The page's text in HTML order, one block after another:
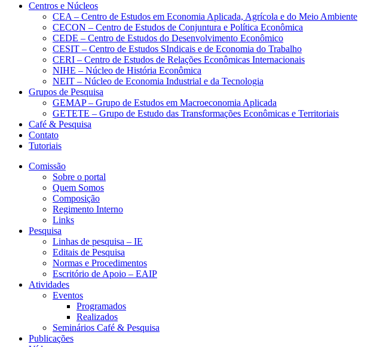
Centros e Núcleos
CEA – Centro de Estudos em Economia Aplicada, Agrícola e do Meio Ambiente
CECON – Centro de Estudos de Conjuntura e Política Econômica
CEDE – Centro de Estudos do Desenvolvimento Econômico
CESIT – Centro de Estudos SIndicais e de Economia do Trabalho
CERI – Centro de Estudos de Relações Econômicas Internacionais
NIHE – Núcleo de História Econômica
NEIT – Núcleo de Economia Industrial e da Tecnologia
Grupos de Pesquisa
GEMAP – Grupo de Estudos em Macroeconomia Aplicada
GETETE – Grupo de Estudo das Transformações Econômicas e Territoriais
Café & Pesquisa
Contato
Tutoriais
Comissão
Sobre o portal
Quem Somos
Composição
Regimento Interno
Links
Pesquisa
Linhas de pesquisa – IE
Editais de Pesquisa
Normas e Procedimentos
Escritório de Apoio – EAIP
Atividades
Eventos
Programados
Realizados
Seminários Café & Pesquisa
Publicações